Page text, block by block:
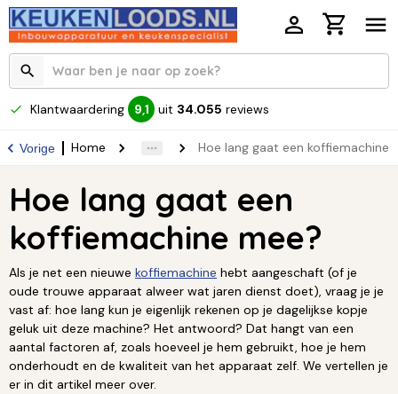
Klantwaardering 9,1 uit 34.055 reviews
Vorige Home Hoe lang gaat een koffiemachine
Hoe lang gaat een
koffiemachine mee?
Als je net een nieuwe koffiemachine hebt aangeschaft (of je
oude trouwe apparaat alweer wat jaren dienst doet), vraag je je
vast af: hoe lang kun je eigenlijk rekenen op je dagelijkse kopje
geluk uit deze machine? Het antwoord? Dat hangt van een
aantal factoren af, zoals hoeveel je hem gebruikt, hoe je hem
onderhoudt en de kwaliteit van het apparaat zelf. We vertellen je
er in dit artikel meer over.